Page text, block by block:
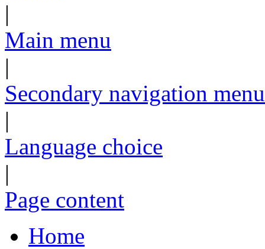
|
Main menu
|
Secondary navigation menu
|
Language choice
|
Page content
Home